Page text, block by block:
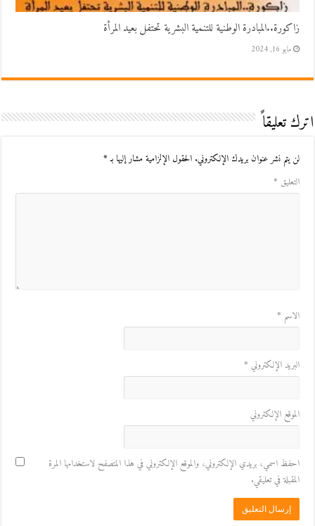
زاكورة..المبادرة الوطنية للتنمية البشرية تحتفل بعيد المرأة
مايو 16, 2024
اترك تعليقاً
لن يتم نشر عنوان بريدك الإلكتروني. الحقول الإلزامية مشار إليها بـ*
التعليق *
الاسم *
البريد الإلكتروني *
الموقع الإلكتروني
احفظ اسمي، بريدي الإلكتروني، والموقع الإلكتروني في هذا المتصفح لاستخدامها المرة
المقبلة في تعليقي.